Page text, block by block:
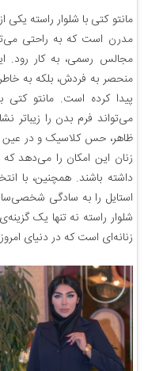
مانتو کتی با شلوار راسته
مدرن است که به راحتی
مجالس رسمی، به کار رود.
منحصر به فردش، بلکه به
پیدا کرده است. مانتو
می‌تواند فرم بدن را زیباتر
ظاهر، حس کلاسیک و در عین
زنان این امکان را می‌دهد
داشته باشند. همچنین، با
استایل را به سادگی
شلوار راسته نه تنها یک
زنانه‌ای است که در دنیای